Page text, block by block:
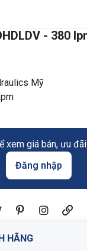
- 380
Mỹ
xem giá bán, ưu
Đăng nhập
HÃNG